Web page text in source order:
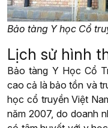
Bảo tàng Y học Cổ
Lịch sử hình
Bảo tàng Y Học Cổ
cao cả là bảo tồn và
học cổ truyền Việt
năm 2007, do doanh